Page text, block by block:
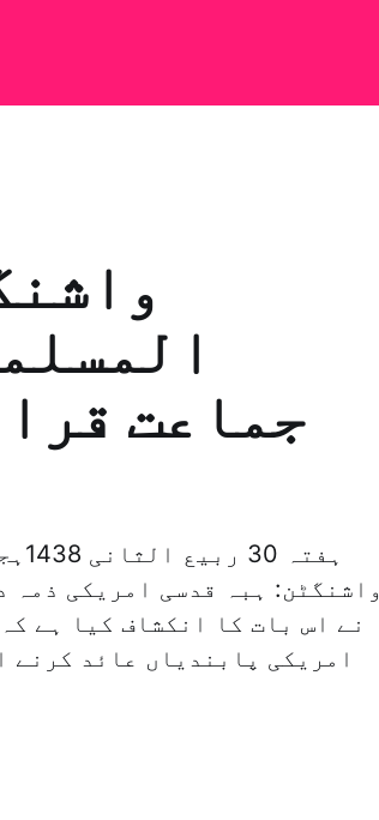
جماعت
واشنگٹن: ہبہ قدسی امریکی ذمہ
نے اس بات کا انکشاف کیا ہے
امریکی پابندیاں عائد